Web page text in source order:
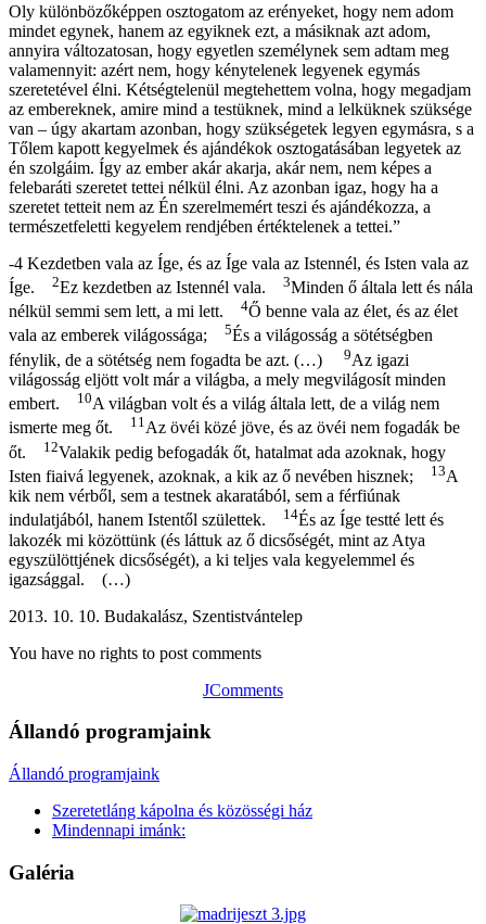
Oly különbözőképpen osztogatom az erényeket, hogy nem adom
mindet egynek, hanem az egyiknek ezt, a másiknak azt adom,
annyira változatosan, hogy egyetlen személynek sem adtam meg
valamennyit: azért nem, hogy kénytelenek legyenek egymás
szeretetével élni. Kétségtelenül megtehettem volna, hogy megadjam
az embereknek, amire mind a testüknek, mind a lelküknek szüksége
van – úgy akartam azonban, hogy szükségetek legyen egymásra, s a
Tőlem kapott kegyelmek és ajándékok osztogatásában legyetek az
én szolgáim. Így az ember akár akarja, akár nem, nem képes a
felebaráti szeretet tettei nélkül élni. Az azonban igaz, hogy ha a
szeretet tetteit nem az Én szerelmemért teszi és ajándékozza, a
természetfeletti kegyelem rendjében értéktelenek a tettei.”
-4 Kezdetben vala az Íge, és az Íge vala az Istennél, és Isten vala az
Íge. 2Ez kezdetben az Istennél vala. 3Minden ő általa lett és nála
nélkül semmi sem lett, a mi lett. 4Ő benne vala az élet, és az élet
vala az emberek világossága; 5És a világosság a sötétségben
fénylik, de a sötétség nem fogadta be azt. (…) 9Az igazi
világosság eljött volt már a világba, a mely megvilágosít minden
embert.
10A világban volt és a világ általa lett, de a világ nem
ismerte meg őt.
11Az övéi közé jöve, és az övéi nem fogadák be
őt.
12Valakik pedig befogadák őt, hatalmat ada azoknak, hogy
Isten fiaivá legyenek, azoknak, a kik az ő nevében hisznek;
13A
kik nem vérből, sem a testnek akaratából, sem a férfiúnak
indulatjából, hanem Istentől születtek.
14És az Íge testté lett és
lakozék mi közöttünk (és láttuk az ő dicsőségét, mint az Atya
egyszülöttjének dicsőségét), a ki teljes vala kegyelemmel és
igazsággal. (…)
2013. 10. 10. Budakalász, Szentistvántelep
You have no rights to post comments
JComments
Állandó programjaink
Állandó programjaink
Szeretetláng kápolna és közösségi ház
Mindennapi imánk:
Galéria